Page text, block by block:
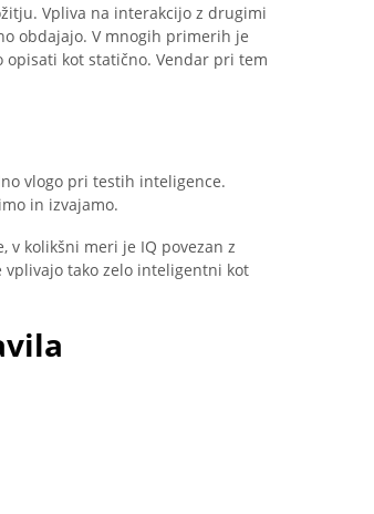
Vpliva na interakcijo z drugimi
obdajajo. V mnogih primerih je
kot statično. Vendar pri tem
vlogo pri testih inteligence.
in izvajamo.
v kolikšni meri je IQ povezan z
tako zelo inteligentni kot